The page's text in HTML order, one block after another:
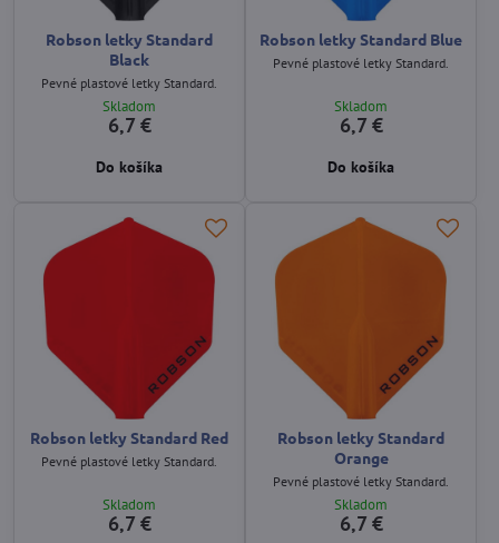
Robson letky Standard
Black
Pevné plastové letky Standard.
Skladom
6,7 €
Do košíka
Robson letky Standard Blue
Pevné plastové letky Standard.
Skladom
6,7 €
Do košíka
Robson letky Standard Red
Pevné plastové letky Standard.
Skladom
6,7 €
Robson letky Standard
Orange
Pevné plastové letky Standard.
Skladom
6,7 €